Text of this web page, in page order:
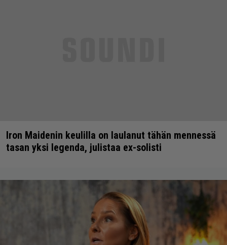
Iron Maidenin keulilla on laulanut tähän mennessä
tasan yksi legenda, julistaa ex-solisti